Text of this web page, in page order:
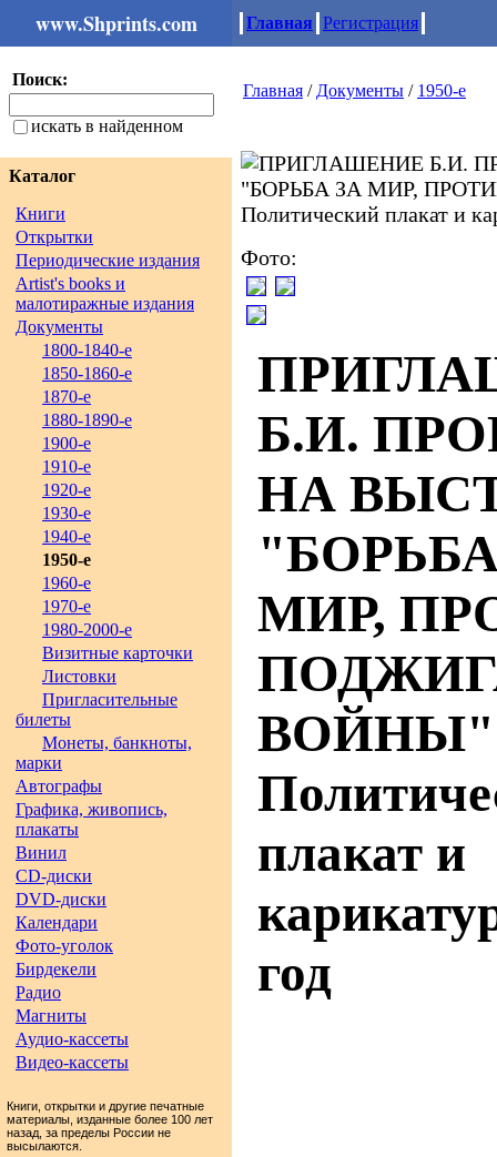
www.Shprints.com Главная Регистрация
Поиск:
искать в найденном
Каталог
Книги
Открытки
Периодические издания
Artist's books и
малотиражные издания
Документы
1800-1840-е
1850-1860-е
1870-е
1880-1890-е
1900-е
1910-е
1920-е
1930-е
1940-е
1950-е
1960-е
1970-е
1980-2000-е
Визитные карточки
Листовки
Пригласительные
билеты
Монеты, банкноты,
марки
Автографы
Графика, живопись,
плакаты
Винил
CD-диски
DVD-диски
Календари
Фото-уголок
Бирдекели
Радио
Магниты
Аудио-кассеты
Видео-кассеты
Книги, открытки и другие печатные
материалы, изданные более 100 лет
назад, за пределы России не
высылаются.
Главная / Документы / 1950-е
Фото:
Б.И.
НА
МИР,
плакат и
год